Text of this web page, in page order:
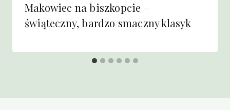
Makowiec na biszkopcie –
świąteczny, bardzo smaczny klasyk